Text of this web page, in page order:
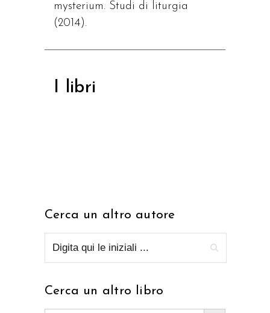
mysterium. Studi di liturgia
(2014).
I libri
Cerca un altro autore
Cerca un altro libro
Search Button